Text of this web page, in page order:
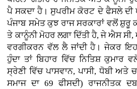
ਪੈ ਸਕਦਾ ਹੈ। ਸੁਪਰੀਮ ਕੋਰਟ ਦੇ ਫੈਸਲੇ
ਪੰਜਾਬ ਸਮੇਤ ਕੁਝ ਰਾਜ ਸਰਕਾਰਾਂ ਵਲੋਂ ਸ਼ੁਰੂ
ਤੇ ਕਾਨੂੰਨੀ ਮੋਹਰ ਲਗਾ ਦਿੱਤੀ ਹੈ, ਜੇ ਐਸ
ਵਰਗੀਕਰਨ ਵੱਲ ਲੈ ਜਾਂਦੀ ਹੈ। ਜੇਕਰ
ਹੁੰਦਾ ਤਾਂ ਬਿਹਾਰ ਵਿੱਚ ਨਿਤਿਸ਼ ਕੁਮਾਰ
ਸ੍ਰੇਣੀ ਵਿੱਚ ਪਾਸਵਾਨ, ਪਾਸੀ, ਧੋਬੀ ਅਤੇ
ਸਮਾਜ ਦਾ 69 ਫੀਸਦੀ) ਰਾਜਨੀਤਕ